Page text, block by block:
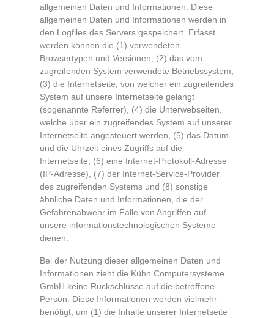
allgemeinen Daten und Informationen. Diese
allgemeinen Daten und Informationen werden in
den Logfiles des Servers gespeichert. Erfasst
werden können die (1) verwendeten
Browsertypen und Versionen, (2) das vom
zugreifenden System verwendete Betriebssystem,
(3) die Internetseite, von welcher ein zugreifendes
System auf unsere Internetseite gelangt
(sogenannte Referrer), (4) die Unterwebseiten,
welche über ein zugreifendes System auf unserer
Internetseite angesteuert werden, (5) das Datum
und die Uhrzeit eines Zugriffs auf die
Internetseite, (6) eine Internet-Protokoll-Adresse
(IP-Adresse), (7) der Internet-Service-Provider
des zugreifenden Systems und (8) sonstige
ähnliche Daten und Informationen, die der
Gefahrenabwehr im Falle von Angriffen auf
unsere informationstechnologischen Systeme
dienen.
Bei der Nutzung dieser allgemeinen Daten und
Informationen zieht die Kühn Computersysteme
GmbH keine Rückschlüsse auf die betroffene
Person. Diese Informationen werden vielmehr
benötigt, um (1) die Inhalte unserer Internetseite